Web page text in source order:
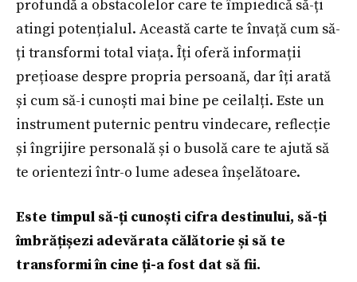
profundă a obstacolelor care te împiedică să-ți
atingi potențialul. Această carte te învață cum să-
ți transformi total viața. Îți oferă informații
prețioase despre propria persoană, dar îți arată
și cum să-i cunoști mai bine pe ceilalți. Este un
instrument puternic pentru vindecare, reflecție
și îngrijire personală și o busolă care te ajută să
te orientezi într-o lume adesea înșelătoare.
Este timpul să-ți cunoști cifra destinului, să-ți
îmbrățișezi adevărata călătorie și să te
transformi în cine ți-a fost dat să fii.